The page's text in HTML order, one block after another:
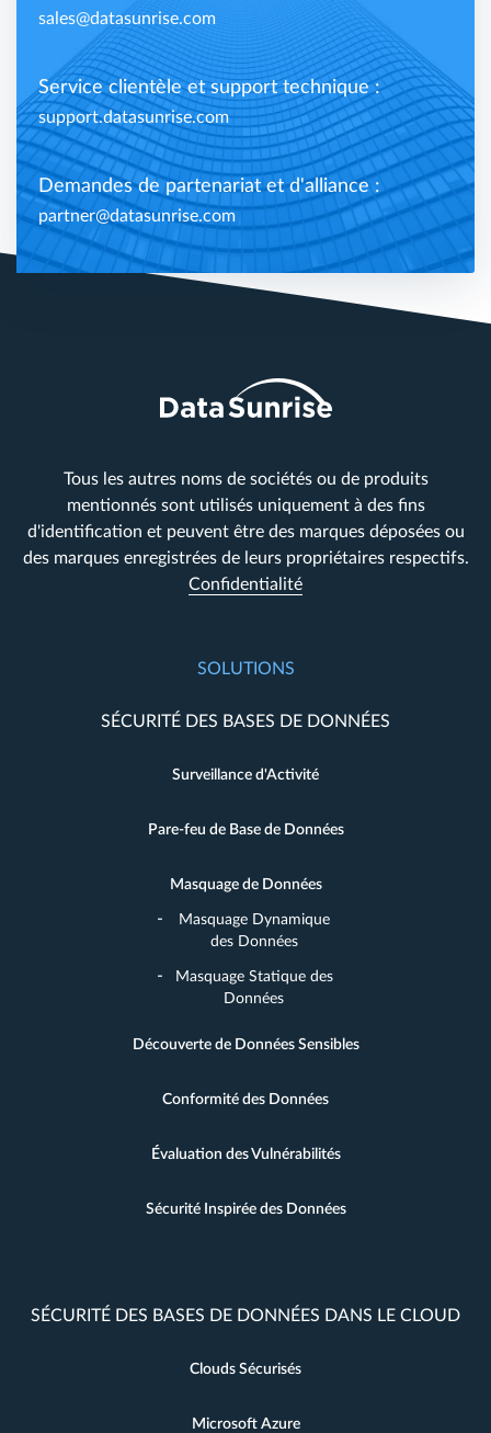
sales@datasunrise.com
Service clientèle et support technique :
support.datasunrise.com
Demandes de partenariat et d'alliance :
partner@datasunrise.com
Tous les autres noms de sociétés ou de produits
mentionnés sont utilisés uniquement à des fins
d'identification et peuvent être des marques déposées ou
des marques enregistrées de leurs propriétaires respectifs.
Confidentialité
SOLUTIONS
SÉCURITÉ DES BASES DE DONNÉES
Surveillance d'Activité
Pare-feu de Base de Données
Masquage de Données
Masquage Dynamique
des Données
Masquage Statique des
Données
Découverte de Données Sensibles
Conformité des Données
Évaluation des Vulnérabilités
Sécurité Inspirée des Données
SÉCURITÉ DES BASES DE DONNÉES DANS LE CLOUD
Clouds Sécurisés
Microsoft Azure